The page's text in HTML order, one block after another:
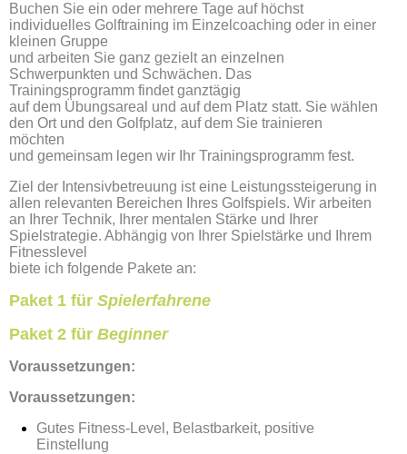
Buchen Sie ein oder mehrere Tage auf höchst
individuelles Golftraining im Einzelcoaching oder in einer
kleinen Gruppe
und arbeiten Sie ganz gezielt an einzelnen
Schwerpunkten und Schwächen. Das
Trainingsprogramm findet ganztägig
auf dem Übungsareal und auf dem Platz statt. Sie wählen
den Ort und den Golfplatz, auf dem Sie trainieren
möchten
und gemeinsam legen wir Ihr Trainingsprogramm fest.
Ziel der Intensivbetreuung ist eine Leistungssteigerung in
allen relevanten Bereichen Ihres Golfspiels. Wir arbeiten
an Ihrer Technik, Ihrer mentalen Stärke und Ihrer
Spielstrategie. Abhängig von Ihrer Spielstärke und Ihrem
Fitnesslevel
biete ich folgende Pakete an:
Paket 1 für Spielerfahrene
Paket 2 für Beginner
Voraussetzungen:
Voraussetzungen:
Gutes Fitness-Level, Belastbarkeit, positive
Einstellung